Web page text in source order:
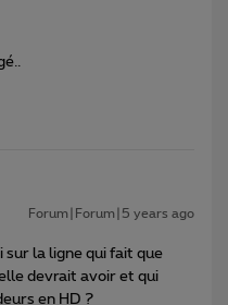
Forum|Forum|5 years ago
sur la ligne qui fait que
devrait avoir et qui
en HD ?